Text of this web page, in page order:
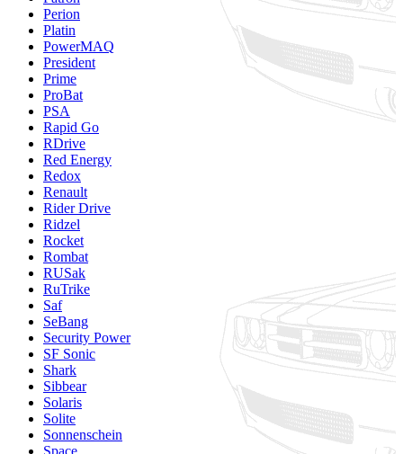
Perion
Platin
PowerMAQ
President
Prime
ProBat
PSA
Rapid Go
RDrive
Red Energy
Redox
Renault
Rider Drive
Ridzel
Rocket
Rombat
RUSak
RuTrike
Saf
SeBang
Security Power
SF Sonic
Shark
Sibbear
Solaris
Solite
Sonnenschein